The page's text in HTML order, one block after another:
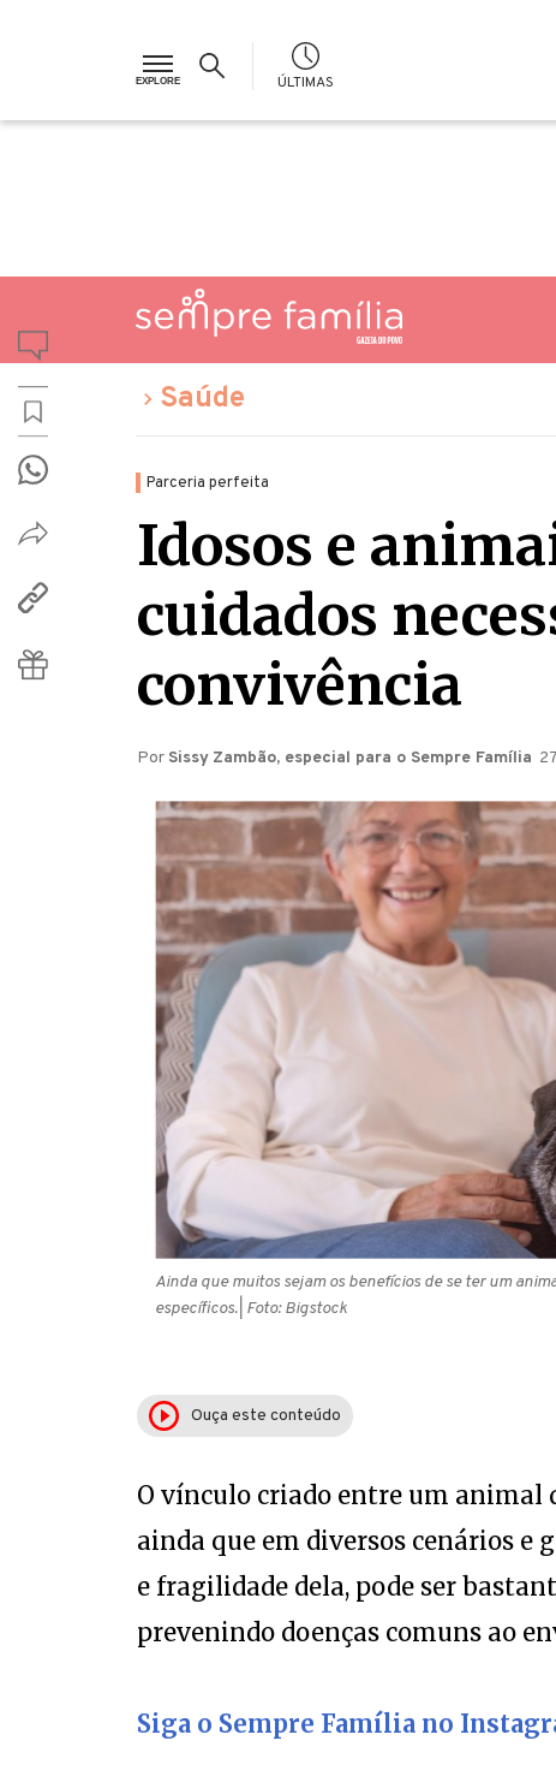
ÚLTIMAS
Saúde
Parceria perfeita
Idosos e
cuidados
convivência
Por Sissy Zambão, especial para o Sempre Família
Ainda que muitos sejam os benefícios de se ter um
específicos.| Foto: Bigstock
Ouça este conteúdo
O vínculo criado entre um animal
ainda que em diversos cenários e
e fragilidade dela, pode ser
prevenindo doenças comuns ao
Siga o Sempre Família no